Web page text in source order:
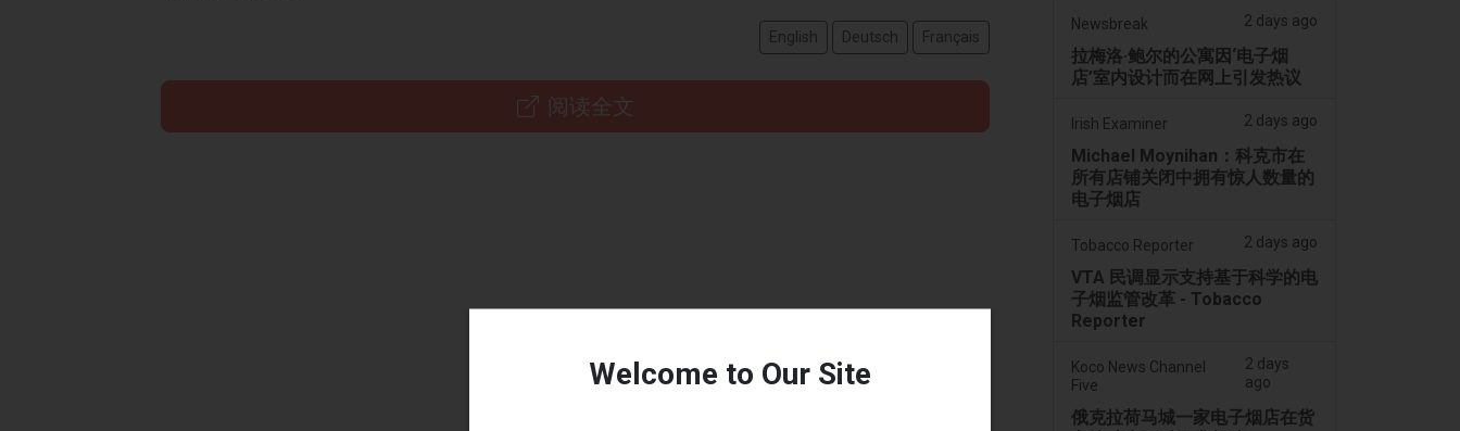
English Deutsch Français
阅读全文
Newsbreak 2 days ago
拉梅洛·鲍尔的公寓因‘电子烟
店’室内设计而在网上引发热议
Irish Examiner 2 days ago
Michael Moynihan：科克市在
所有店铺关闭中拥有惊人数量的
电子烟店
Tobacco Reporter 2 days ago
VTA 民调显示支持基于科学的电
子烟监管改革 - Tobacco
Reporter
Koco News Channel
Five
2 days
ago
俄克拉荷马城一家电子烟店在货
Welcome to Our Site